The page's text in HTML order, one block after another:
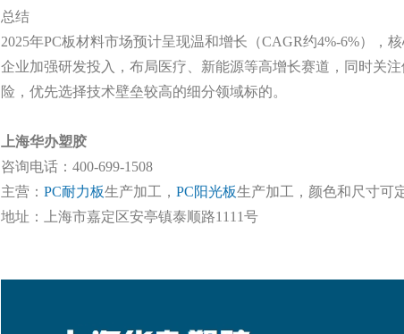
总结
2025年PC板材料市场预计呈现温和增长（CAGR约4%-6%）
企业加强研发投入，布局医疗、新能源等高增长赛道，同时关
险，优先选择技术壁垒较高的细分领域标的。
上海华办塑胶
咨询电话：400-699-1508
主营：PC耐力板生产加工，PC阳光板生产加工，颜色和尺寸可
地址：上海市嘉定区安亭镇泰顺路1111号